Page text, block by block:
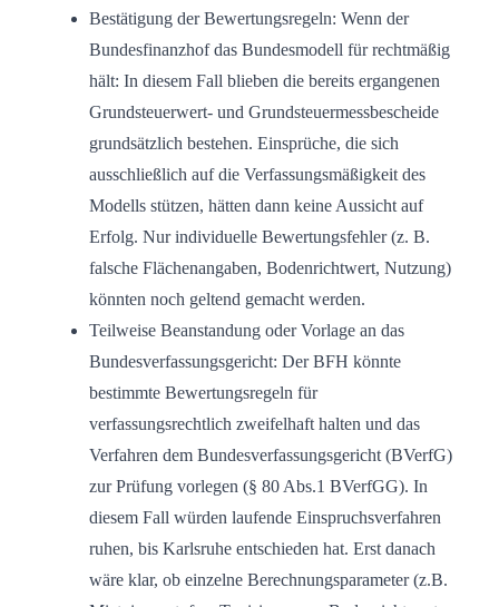
Bestätigung der Bewertungsregeln: Wenn der
Bundesfinanzhof das Bundesmodell für rechtmäßig
hält: In diesem Fall blieben die bereits ergangenen
Grundsteuerwert- und Grundsteuermessbescheide
grundsätzlich bestehen. Einsprüche, die sich
ausschließlich auf die Verfassungsmäßigkeit des
Modells stützen, hätten dann keine Aussicht auf
Erfolg. Nur individuelle Bewertungsfehler (z. B.
falsche Flächenangaben, Bodenrichtwert, Nutzung)
könnten noch geltend gemacht werden.
Teilweise Beanstandung oder Vorlage an das
Bundesverfassungsgericht: Der BFH könnte
bestimmte Bewertungsregeln für
verfassungsrechtlich zweifelhaft halten und das
Verfahren dem Bundesverfassungsgericht (BVerfG)
zur Prüfung vorlegen (§ 80 Abs.1 BVerfGG). In
diesem Fall würden laufende Einspruchsverfahren
ruhen, bis Karlsruhe entschieden hat. Erst danach
wäre klar, ob einzelne Berechnungsparameter (z.B.